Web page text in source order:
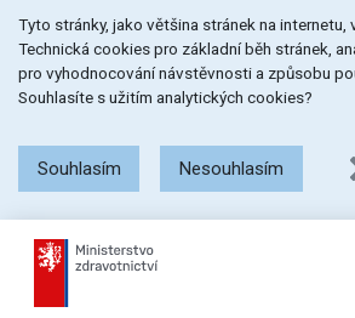
na
menu
na
obsah
na
patičku
stránky
Tyto stránky, jako většina stránek na internetu,
Technická cookies pro základní běh stránek,
pro vyhodnocování návstěvnosti a způsobu
Souhlasíte s užitím analytických cookies?
Souhlasím Nesouhlasím